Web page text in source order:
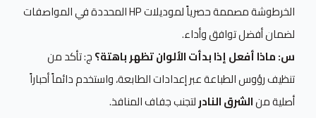
الخرطوشة مصممة حصرياً لموديلات HP المحددة في المواصفات
لضمان أفضل توافق وأداء.
س: ماذا أفعل إذا بدأت الألوان تظهر باهتة؟ج: تأكد من
تنظيف رؤوس الطباعة عبر إعدادات الطابعة، واستخدم دائماً أحباراً
أصلية منالشرق النادرلتجنب جفاف المنافذ.